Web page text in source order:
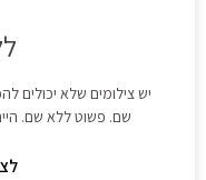
יש צילומים שלא יכולים
שם. פשוט ללא שם.